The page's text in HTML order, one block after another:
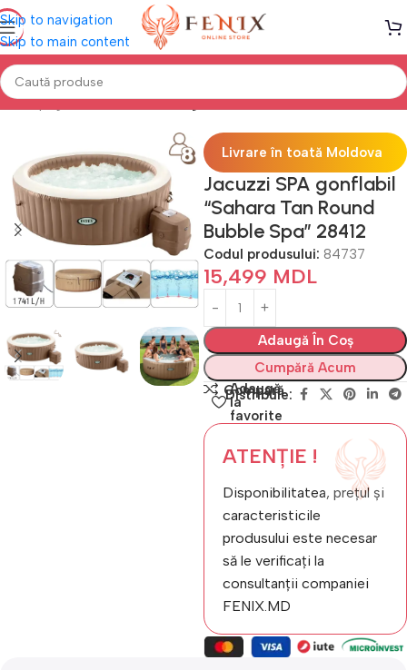
Skip to navigation
Skip to main content
Prima pagină PISCINE Piscine gonflabile
Livrare în toată Moldova
Jacuzzi SPA gonflabil
“Sahara Tan Round
Bubble Spa” 28412
Codul produsului: 84737
15,499 MDL
Adaugă În Coș
Cumpără Acum
Compară
Adaugă
la
favorite
Distribuie:
ATENȚIE !
Disponibilitatea, prețul și
caracteristicile
produsului este necesar
să le verificați la
consultanții companiei
FENIX.MD